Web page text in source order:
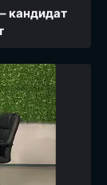
кандидат